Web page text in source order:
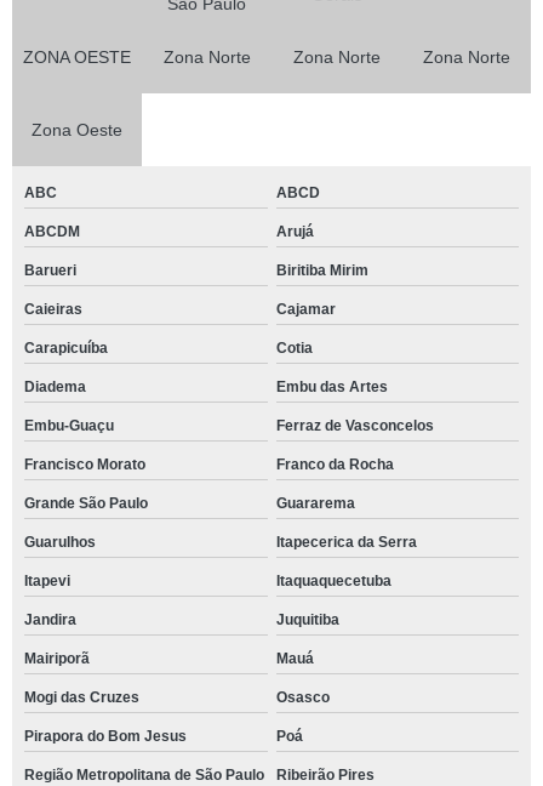
ZONA OESTE Zona Norte Zona Norte Zona Norte
Zona Oeste
ABC ABCD
ABCDM Arujá
Barueri Biritiba Mirim
Caieiras Cajamar
Carapicuíba Cotia
Diadema Embu das Artes
Embu-Guaçu Ferraz de Vasconcelos
Francisco Morato Franco da Rocha
Grande São Paulo Guararema
Guarulhos Itapecerica da Serra
Itapevi Itaquaquecetuba
Jandira Juquitiba
Mairiporã Mauá
Mogi das Cruzes Osasco
Pirapora do Bom Jesus Poá
Região Metropolitana de São Paulo Ribeirão Pires